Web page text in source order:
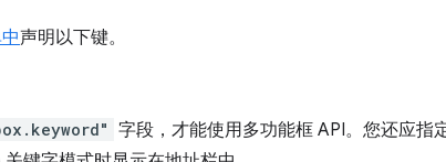
声明以下键。
字段，才能使用多功能框 API。您还应指